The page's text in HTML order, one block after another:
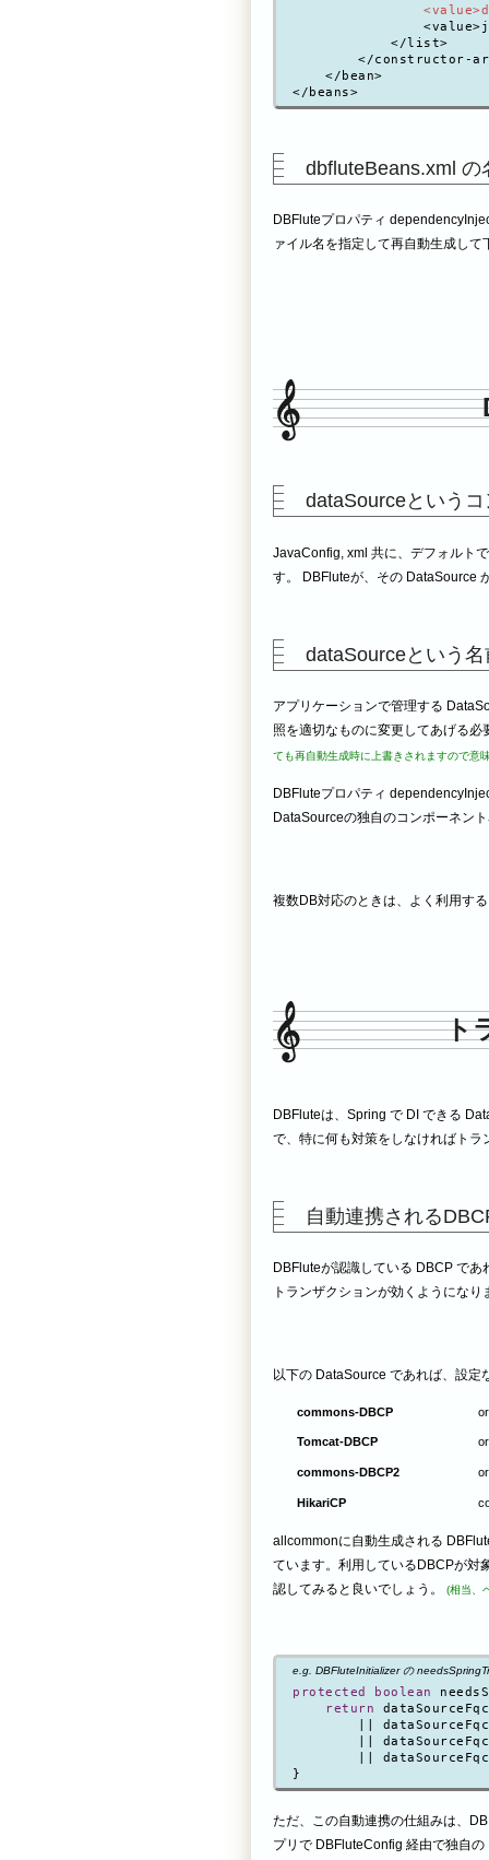
            </list>
</constructor-
    </bean>
dbfluteBeans.xml
DBFluteプロパティ
ァイル名を指定して再自動生成し
dataSourceという
JavaConfig, xml 共に、デフォルト
す。 DBFluteが、その DataSource
dataSourceという
アプリケーションで管理する
照を適切なものに変更してあげる
ても再自動生成時に上書きされますので意
DBFluteプロパティ
DataSourceの独自のコンポーネン
複数DB対応のときは、よく利用す
ト
DBFluteは、Spring で DI できる
で、特に何も対策をしなければトラ
自動連携される
DBFluteが認識している DBCP で
トランザクションが効くようになり
以下の DataSource であれば、設
commons-DBCP
Tomcat-DBCP
commons-DBCP2
HikariCP
allcommonに自動生成される
ています。利用しているDBCPが対
認してみると良いでしょう。
(相当、
e.g. DBFluteInitializer の
protected boolean
return
||
||
||
ただ、この自動連携の仕組みは、
プリで DBFluteConfig 経由で独自